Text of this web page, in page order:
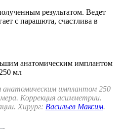
результатом. Ведет
с парашюта, счастлива в
анатомическим имплантом 250
Коррекция асимметрии.
Хирург: Васильев Максим.